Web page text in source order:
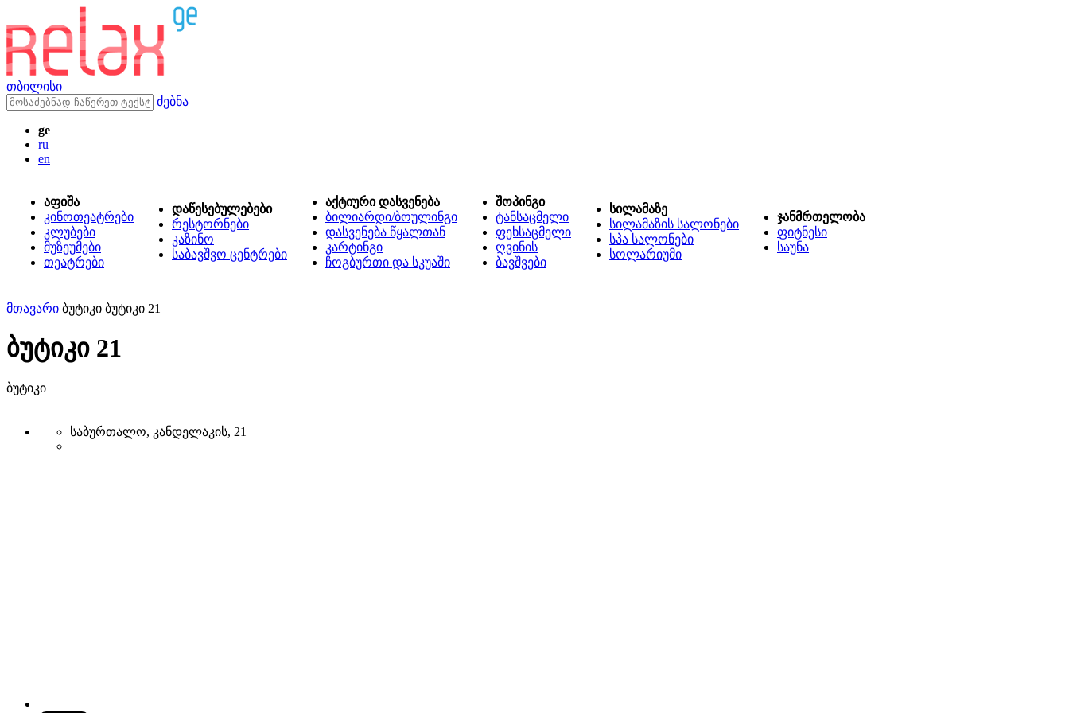
თბილისი
ძებნა
ge
ru
en
აფიშა
კინოთეატრები
კლუბები
მუზეუმები
თეატრები
დაწესებულებები
რესტორნები
კაზინო
საბავშვო ცენტრები
აქტიური დასვენება
ბილიარდი/ბოულინგი
დასვენება წყალთან
კარტინგი
ჩოგბურთი და სკუაში
შოპინგი
ტანსაცმელი
ფეხსაცმელი
ღვინის
ბავშვები
სილამაზე
სილამაზის სალონები
სპა სალონები
სოლარიუმი
ჯანმრთელობა
ფიტნესი
საუნა
მთავარი ბუტიკი ბუტიკი 21
ბუტიკი 21
ბუტიკი
საბურთალო, კანდელაკის, 21